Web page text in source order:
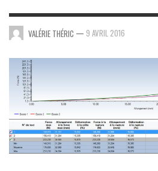
VALÉRIE THÉRIC — 9 AVRIL 2016